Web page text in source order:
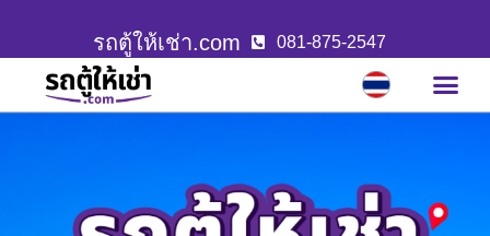
รถตู้ให้เช่า.com 081-875-2547